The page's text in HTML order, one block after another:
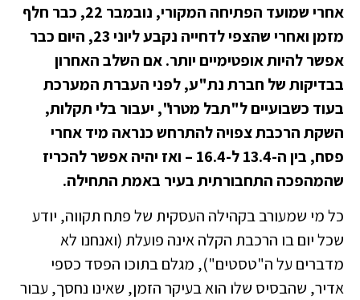
אחרי שמועד הפתיחה המקורי, נובמבר 22, כבר חלף
מזמן ואחרי שהצפי לדחייה נקבע ליוני 23, היום כבר
אפשר להיות אופטימיים יותר. אם השלב האחרון
בבדיקות של חברת נת"ע, לפני העברת המערכת
בעוד כשבועיים ל"תבל מטרו", יעבור בלי תקלות,
השקת הרכבת צפויה להתרחש כנראה מיד אחרי
פסח, בין ה-13.4 ל-16.4 – ואז יהיה אפשר להכריז
שהמהפכה התחבורתית בעיר באמת התחילה.
כל מי שמעורב בקהילה העסקית של פתח תקווה, יודע
שכל יום בו הרכבת הקלה אינה פועלת (ואנחנו לא
מדברים על ה"טסטים"), מגלם בתוכו הפסד כספי
אדיר, שהבסיס שלו הוא בעיקר הזמן, שאינו נחסך, עבור